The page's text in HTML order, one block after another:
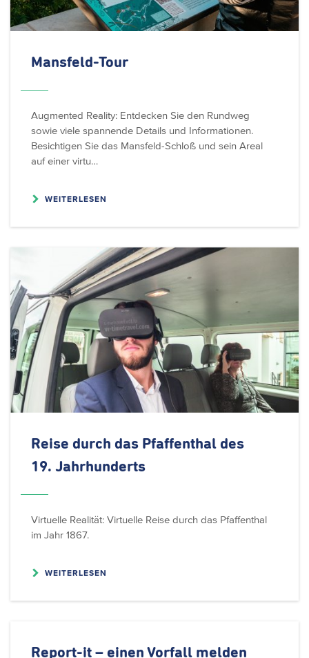
Mansfeld-Tour
Augmented Reality: Entdecken Sie den Rundweg
sowie viele spannende Details und Informationen.
Besichtigen Sie das Mansfeld-Schloß und sein Areal
auf einer virtu…
WEITERLESEN
Reise durch das Pfaffenthal des
19. Jahrhunderts
Virtuelle Realität: Virtuelle Reise durch das Pfaffenthal
im Jahr 1867.
WEITERLESEN
Report-it – einen Vorfall melden